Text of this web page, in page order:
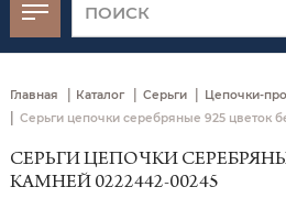
Главная | Каталог | Серьги | Цепочки-
| Серьги цепочки серебряные 925 цветок
СЕРЬГИ ЦЕПОЧКИ
КАМНЕЙ 0222442-00245